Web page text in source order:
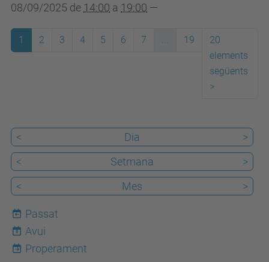
08/09/2025 de 14:00 a 19:00 —
1 2 3 4 5 6 7 ... 19
20
elements
següents
>
< Dia
>
<
Setmana
>
<
Mes >
Passat
8
Avui
Properament